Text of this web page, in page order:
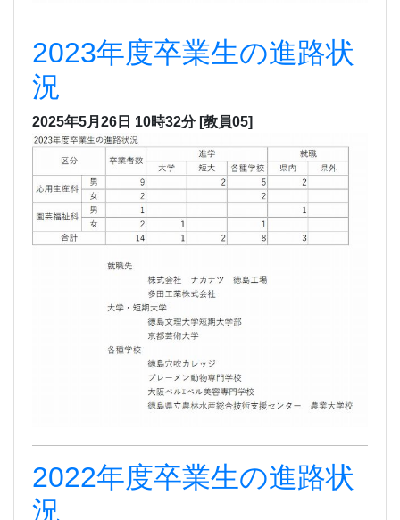
2023年度卒業生の進路状
況
2025年5月26日 10時32分 [教員05]
2022年度卒業生の進路状
況